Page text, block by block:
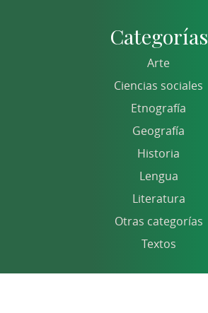
Categorías
Arte
Ciencias sociales
Etnografía
Geografía
Historia
Lengua
Literatura
Otras categorías
Textos